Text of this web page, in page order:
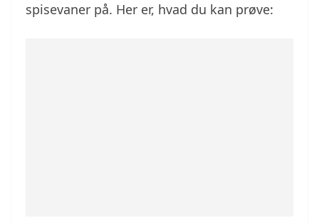
spisevaner på. Her er, hvad du kan prøve: